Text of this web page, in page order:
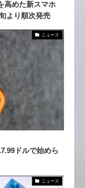
高めた新スマホ
より順次発売
ニュース
ドルで始めら
ニュース